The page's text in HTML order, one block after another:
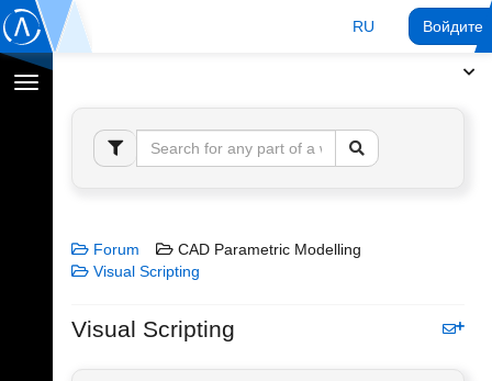
RU Войдите
Переключение
навигации
Forum
CAD Parametric Modelling
Visual Scripting
Visual Scripting